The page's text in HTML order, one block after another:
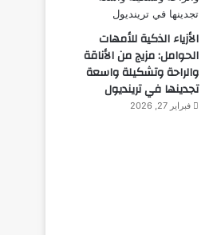
الأزياء الذكية للأمهات
الحوامل: مزيج من الأناقة
والراحة وتشكيلة واسعة
تجدينها في ترينديول
فبراير 27, 2026